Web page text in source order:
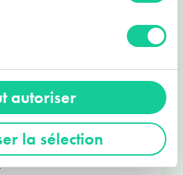
autoriser
la sélection
46 avis